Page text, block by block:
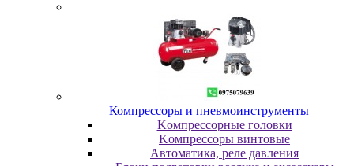
Компрессоры и пневмоинструменты
Koмпpeccopныe гoлoвки
Koмпpeccopы винтoвыe
Автоматика, реле давления